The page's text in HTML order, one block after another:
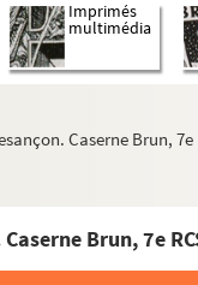
Imprimés
multimédia
Caserne Brun,
Brun, 7e